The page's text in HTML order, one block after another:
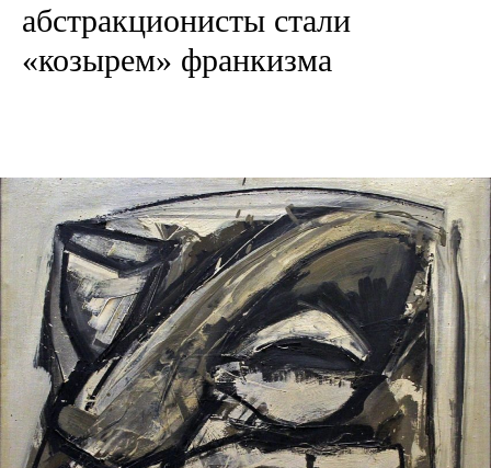
абстракционисты стали
«козырем» франкизма